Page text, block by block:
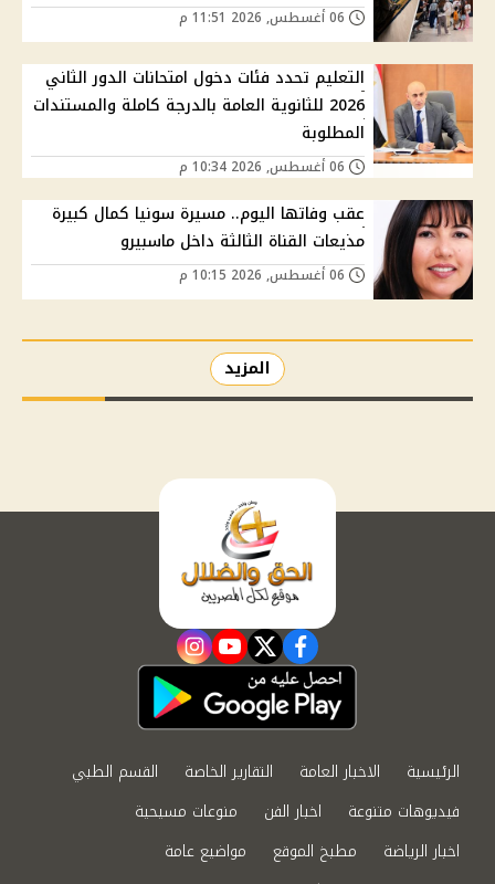
التعليم تحدد فئات دخول امتحانات الدور الثاني
2026 للثانوية العامة بالدرجة كاملة والمستندات
المطلوبة
عقب وفاتها اليوم.. مسيرة سونيا كمال كبيرة
مذيعات القناة الثالثة داخل ماسبيرو
المزيد
facebook
twitter
youtube
instagram
الرئيسية الاخبار العامة التقارير الخاصة
القسم الطبي
فيديوهات متنوعة
اخبار الفن
منوعات مسيحية
اخبار الرياضة
مطبخ الموقع
مواضيع عامة